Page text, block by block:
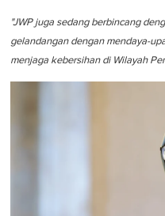
"JWP juga sedang berbincang
gelandangan dengan mendaya-
menjaga kebersihan di Wilayah